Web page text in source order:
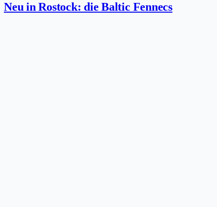
Neu in Rostock: die Baltic Fennecs